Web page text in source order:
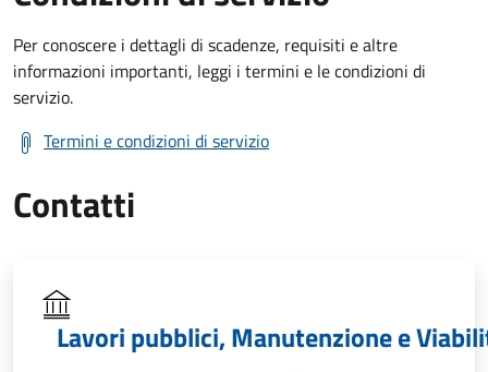
Per conoscere i dettagli di scadenze, requisiti e altre
informazioni importanti, leggi i termini e le condizioni di
servizio.
Termini e condizioni di servizio
Contatti
Lavori pubblici, Manutenzione e